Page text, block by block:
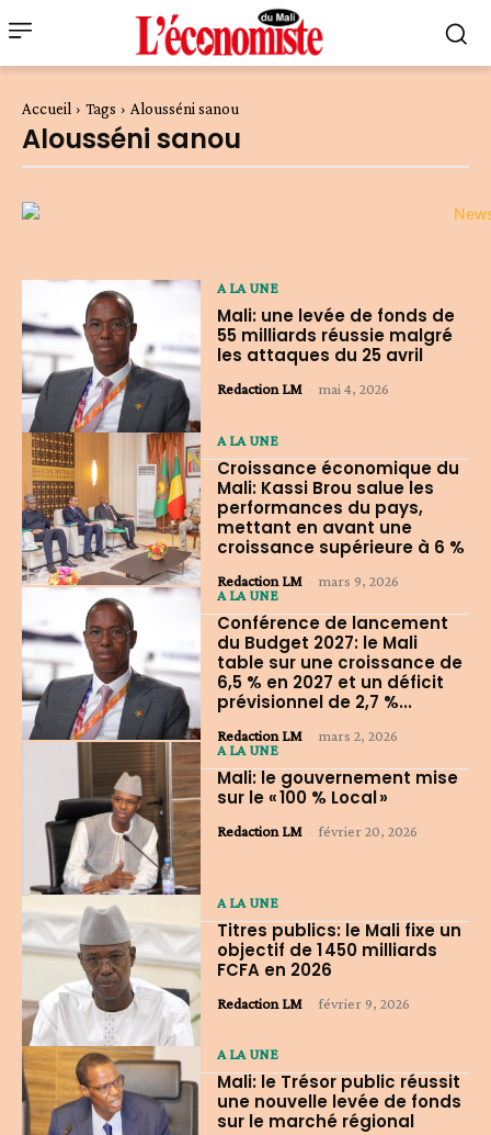
Accueil Tags Alousséni sanou
Alousséni sanou
A LA UNE
Mali: une levée de fonds de
55 milliards réussie malgré
les attaques du 25 avril
Redaction LM - mai 4, 2026
A LA UNE
Croissance économique du
Mali: Kassi Brou salue les
performances du pays,
mettant en avant une
croissance supérieure à 6 %
Redaction LM - mars 9, 2026
A LA UNE
Conférence de lancement
du Budget 2027: le Mali
table sur une croissance de
6,5 % en 2027 et un déficit
prévisionnel de 2,7 %...
Redaction LM - mars 2, 2026
A LA UNE
Mali: le gouvernement mise
sur le « 100 % Local »
Redaction LM - février 20, 2026
A LA UNE
Titres publics: le Mali fixe un
objectif de 1 450 milliards
FCFA en 2026
Redaction LM - février 9, 2026
A LA UNE
Mali: le Trésor public réussit
une nouvelle levée de fonds
sur le marché régional